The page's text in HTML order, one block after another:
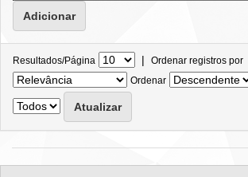
Resultados/Página | Ordenar registros por
Ordenar